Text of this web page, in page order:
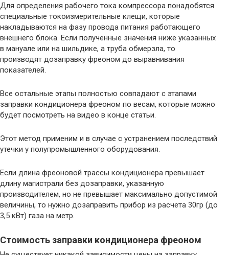
Для определения рабочего тока компрессора понадобятся
специальные токоизмерительные клещи, которые
накладываются на фазу провода питания работающего
внешнего блока. Если полученные значения ниже указанных
в мануале или на шильдике, а труба обмерзла, то
производят дозаправку фреоном до выравнивания
показателей.
Все остальные этапы полностью совпадают с этапами
заправки кондиционера фреоном по весам, которые можно
будет посмотреть на видео в конце статьи.
Этот метод применим и в случае с устранением последствий
утечки у полупромышленного оборудования.
Если длина фреоновой трассы кондиционера превышает
длину магистрали без дозаправки, указанную
производителем, но не превышает максимально допустимой
величины, то нужно дозаправить прибор из расчета 30гр (до
3,5 кВт) газа на метр.
Стоимость заправки кондиционера фреоном